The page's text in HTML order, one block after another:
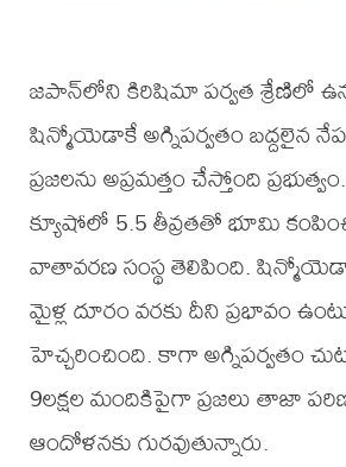
జపాన్‌లోని కిరిషిమా పర్వత శ్రేణిలో
షిన్మోయెడాకే అగ్నిపర్వతం బద్దలైన
ప్రజలను అప్రమత్తం చేస్తోంది
క్యూషోలో 5.5 తీవ్రతతో భూమి
వాతావరణ సంస్థ తెలిపింది.
మైళ్ల దూరం వరకు దీని ప్రభావం
హెచ్చరించింది. కాగా అగ్నిపర్వతం
9లక్షల మందికిపైగా ప్రజలు తాజా
ఆందోళనకు గురవుతున్నారు.